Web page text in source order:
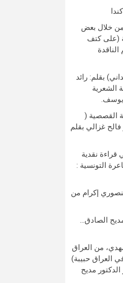
من خلال بعض
(على كتف
بقلم: رائد
الشعرية
يوسف.
القصصية (
غزالي بقلم
قراءة نقدية
التونسية :
إكرام من
الصادق…
من العراق
العراق حبيبة)
مديح